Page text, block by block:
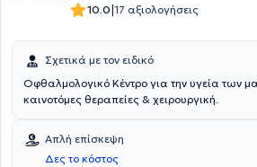
10.0|17 αξιολογήσεις
Σχετικά με τον ειδικό
Οφθαλμολογικό Κέντρο για την υγεία των
καινοτόμες θεραπείες & χειρουργική.
Απλή επίσκεψη
Δες το κόστος